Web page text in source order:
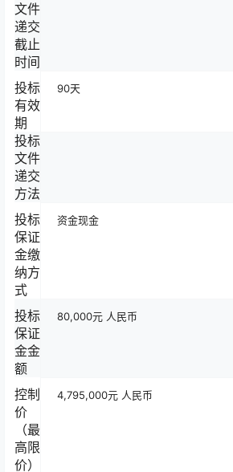
文件
递交
截止
时间
投标
有效
期
90天
投标
文件
递交
方法
投标
保证
金缴
纳方
式
资金现金
投标
保证
金金
额
80,000元 人民币
控制
价
（最
高限
价）
4,795,000元 人民币